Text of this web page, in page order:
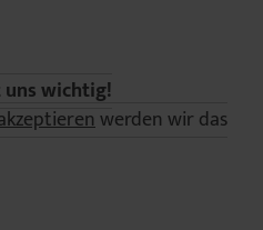
uns wichtig!
werden wir das